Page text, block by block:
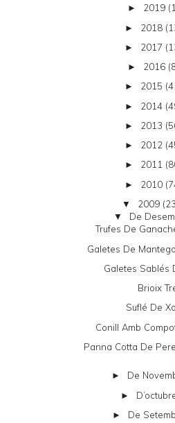
► 2019
► 2018
► 2017
► 2016
► 2015
► 2014
► 2013
► 2012
► 2011
► 2010
▼ 2009
▼ De
Trufes De
Galetes De
Galetes Sablés
Brioix
Suflé De
Conill Amb
Panna Cotta De
► De
►
► De